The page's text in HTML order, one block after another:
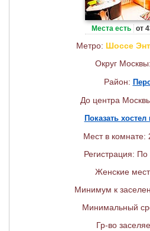
Места есть от
Метро: Шоссе
Округ Москвы:
Район:
До центра
Показать хостел
Мест в комнате:
Регистрация: По
Женские
Минимум к
Минимальный
Гр-во